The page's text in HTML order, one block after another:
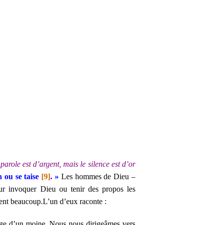
est d’argent, mais le silence est d’or
se taise [9]. » Les hommes de Dieu –
invoquer Dieu ou tenir des propos les
beaucoup.L’un d’eux raconte :